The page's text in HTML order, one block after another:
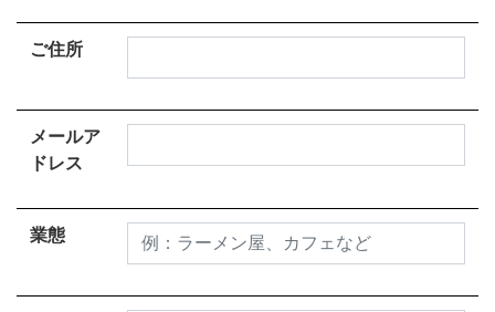
ご住所
メールア
ドレス
業態